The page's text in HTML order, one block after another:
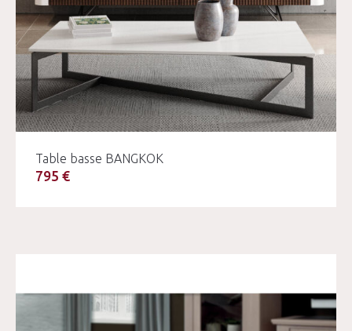
Table basse BANGKOK
795 €